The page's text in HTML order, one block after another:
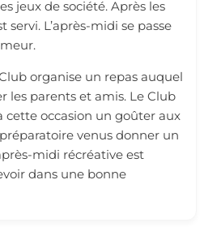
jeux de société. Après les
servi. L’après-midi se passe
organise un repas auquel
les parents et amis. Le Club
cette occasion un goûter aux
venus donner un
midi récréative est
dans une bonne